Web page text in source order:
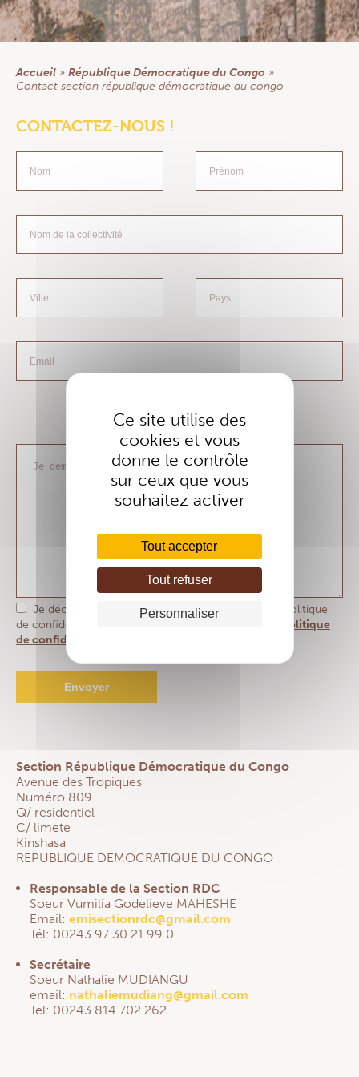
Ce site utilise des
cookies et vous
donne le contrôle
sur ceux que vous
souhaitez activer
Tout accepter
Tout refuser
Personnaliser
Section Amérique Centrale
République Démocratique du Congo
RESSOURCES DOCUMENTAIRES
Documents & Formulaires
Prévention santé
EXTRANET
Accueil » République Démocratique du Congo »
contact section république démocratique du congo
CONTACTEZ-NOUS !
Je déclare avoir pris connaissance et accepter la politique
de confidentialité EMI disponible sur le lien suivant :
Politique
de confidentialité visiteur EMI
Section République Démocratique du Congo
Avenue des Tropiques
Numéro 809
Q/ residentiel
C/ limete
Kinshasa
REPUBLIQUE DEMOCRATIQUE DU CONGO
Responsable de la Section RDC
Soeur Vumilia Godelieve MAHESHE
Email: emisectionrdc@gmail.com
Tél: 00243 97 30 21 99 0
Secrétaire
Soeur Nathalie MUDIANGU
email: nathaliemudiang@gmail.com
Tel: 00243 814 702 262